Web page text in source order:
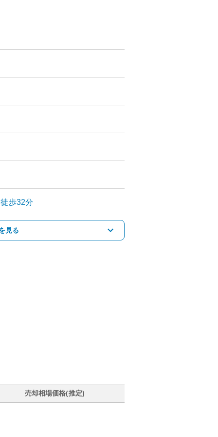
歩32分
見る
売却相場価格(推定)